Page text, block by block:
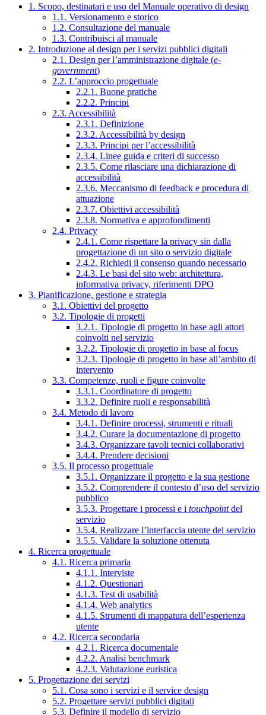
1. Scopo, destinatari e uso del Manuale operativo di design
1.1. Versionamento e storico
1.2. Consultazione del manuale
1.3. Contribuisci al manuale
2. Introduzione al design per i servizi pubblici digitali
2.1. Design per l’amministrazione digitale (e-
government)
2.2. L’approccio progettuale
2.2.1. Buone pratiche
2.2.2. Principi
2.3. Accessibilità
2.3.1. Definizione
2.3.2. Accessibilità by design
2.3.3. Principi per l’accessibilità
2.3.4. Linee guida e criteri di successo
2.3.5. Come rilasciare una dichiarazione di
accessibilità
2.3.6. Meccanismo di feedback e procedura di
attuazione
2.3.7. Obiettivi accessibilità
2.3.8. Normativa e approfondimenti
2.4. Privacy
2.4.1. Come rispettare la privacy sin dalla
progettazione di un sito o servizio digitale
2.4.2. Richiedi il consenso quando necessario
2.4.3. Le basi del sito web: architettura,
informativa privacy, riferimenti DPO
3. Pianificazione, gestione e strategia
3.1. Obiettivi del progetto
3.2. Tipologie di progetti
3.2.1. Tipologie di progetto in base agli attori
coinvolti nel servizio
3.2.2. Tipologie di progetto in base al focus
3.2.3. Tipologie di progetto in base all’ambito di
intervento
3.3. Competenze, ruoli e figure coinvolte
3.3.1. Coordinatore di progetto
3.3.2. Definire ruoli e responsabilità
3.4. Metodo di lavoro
3.4.1. Definire processi, strumenti e rituali
3.4.2. Curare la documentazione di progetto
3.4.3. Organizzare tavoli tecnici collaborativi
3.4.4. Prendere decisioni
3.5. Il processo progettuale
3.5.1. Organizzare il progetto e la sua gestione
3.5.2. Comprendere il contesto d’uso del servizio
pubblico
3.5.3. Progettare i processi e i touchpointdel
servizio
3.5.4. Realizzare l’interfaccia utente del servizio
3.5.5. Validare la soluzione ottenuta
4. Ricerca progettuale
4.1. Ricerca primaria
4.1.1. Interviste
4.1.2. Questionari
4.1.3. Test di usabilità
4.1.4. Web analytics
4.1.5. Strumenti di mappatura dell’esperienza
utente
4.2. Ricerca secondaria
4.2.1. Ricerca documentale
4.2.2. Analisi benchmark
4.2.3. Valutazione euristica
5. Progettazione dei servizi
5.1. Cosa sono i servizi e il service design
5.2. Progettare servizi pubblici digitali
5.3. Definire il modello di servizio